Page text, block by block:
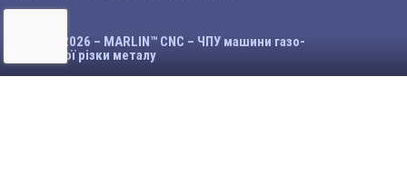
© 2003-2026 – MARLIN™ CNC – ЧПУ машини газо-
плазмової різки металу